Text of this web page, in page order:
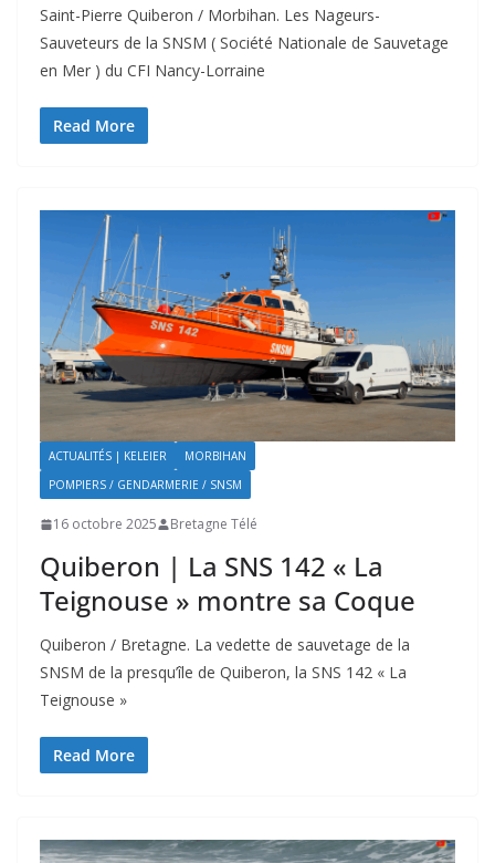
Saint-Pierre Quiberon / Morbihan. Les Nageurs-
Sauveteurs de la SNSM ( Société Nationale de Sauvetage
en Mer ) du CFI Nancy-Lorraine
Read More
ACTUALITÉS | KELEIER
MORBIHAN
POMPIERS / GENDARMERIE / SNSM
16 octobre 2025 Bretagne Télé
Quiberon | La SNS 142 « La
Teignouse » montre sa Coque
Quiberon / Bretagne. La vedette de sauvetage de la
SNSM de la presqu’île de Quiberon, la SNS 142 « La
Teignouse »
Read More